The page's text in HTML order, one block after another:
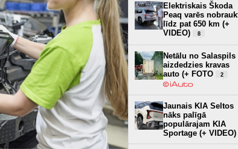
Elektriskais Škoda
Peaq varēs
līdz pat 650 km (+
VIDEO)
8
Netālu no Salaspils
aizdedzies kravas
auto (+ FOTO
2
Jaunais KIA Seltos
nāks palīgā
populārajam KIA
Sportage (+ VIDEO)